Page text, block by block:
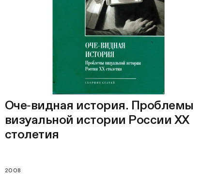
Оче‑видная история. Проблемы
визуальной истории России ХХ
столетия
2008